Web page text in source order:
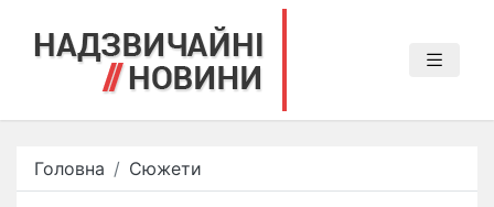
Головна Сюжети